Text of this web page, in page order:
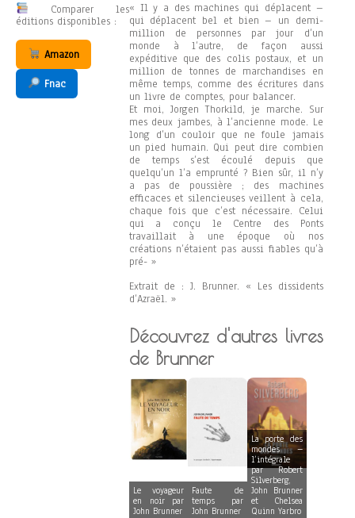
Comparer les
éditions disponibles :
Amazon
Fnac
« Il y a des machines qui déplacent –
qui déplacent bel et bien – un demi-
million de personnes par jour d’un
monde à l’autre, de façon aussi
expéditive que des colis postaux, et un
million de tonnes de marchandises en
même temps, comme des écritures dans
un livre de comptes, pour balancer.
Et moi, Jorgen Thorkild, je marche. Sur
mes deux jambes, à l’ancienne mode. Le
long d’un couloir que ne foule jamais
un pied humain. Qui peut dire combien
de temps s’est écoulé depuis que
quelqu’un l’a emprunté ? Bien sûr, il n’y
a pas de poussière ; des machines
efficaces et silencieuses veillent à cela,
chaque fois que c’est nécessaire. Celui
qui a conçu le Centre des Ponts
travaillait à une époque où nos
créations n’étaient pas aussi fiables qu’à
pré- »
Extrait de : J. Brunner. « Les dissidents
d’Azraël. »
Découvrez d'autres livres
de Brunner
Le voyageur
en noir par
John Brunner
Faute de
temps par
John Brunner
La porte des
mondes –
l’intégrale
par Robert
Silverberg,
John Brunner
et Chelsea
Quinn Yarbro